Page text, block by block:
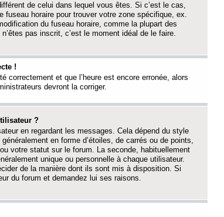
de celui dans lequel vous êtes. Si c’est le cas,
fuseau horaire pour trouver votre zone spécifique, ex.
du fuseau horaire, comme la plupart des
pas inscrit, c’est le moment idéal de le faire.
!
correctement et que l’heure est encore erronée, alors
devront la corriger.
?
en regardant les messages. Cela dépend du style
en forme d’étoiles, de carrés ou de points,
votre statut sur le forum. La seconde, habituellement
unique ou personnelle à chaque utilisateur.
de la manière dont ils sont mis à disposition. Si
du forum et demandez lui ses raisons.